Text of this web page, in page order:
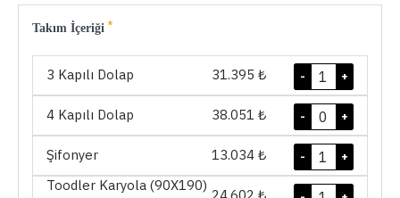
Takım İçeriği
3 Kapılı Dolap 31.395 ₺ +
-
4 Kapılı Dolap 38.051 ₺ +
-
Şifonyer 13.034 ₺ +
-
Toodler Karyola (90X190)